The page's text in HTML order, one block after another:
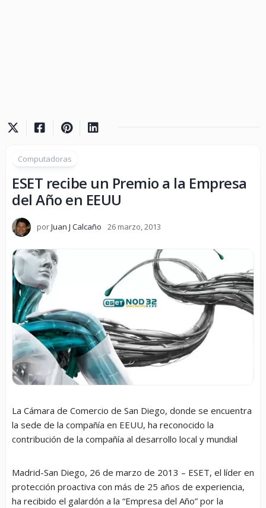
Computadoras
ESET recibe un Premio a la Empresa
del Año en EEUU
porJuan J Calcaño 26 marzo, 2013
La Cámara de Comercio de San Diego, donde se encuentra
la sede de la compañía en EEUU, ha reconocido la
contribución de la compañía al desarrollo local y mundial
Madrid-San Diego, 26 de marzo de 2013 – ESET, el líder en
protección proactiva con más de 25 años de experiencia,
ha recibido el galardón a la “Empresa del Año” por la